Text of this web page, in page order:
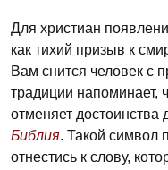
Для христиан
как тихий призыв к
Вам снится человек с
традиции напоминает,
отменяет достоинства
Библия. Такой символ
отнестись к слову,